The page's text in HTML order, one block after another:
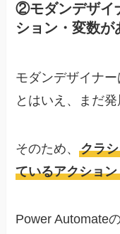
②モダンデザイ
ション・変数が
モダンデザイナ
とはいえ、まだ
そのため、クラ
ているアクショ
Power Automate